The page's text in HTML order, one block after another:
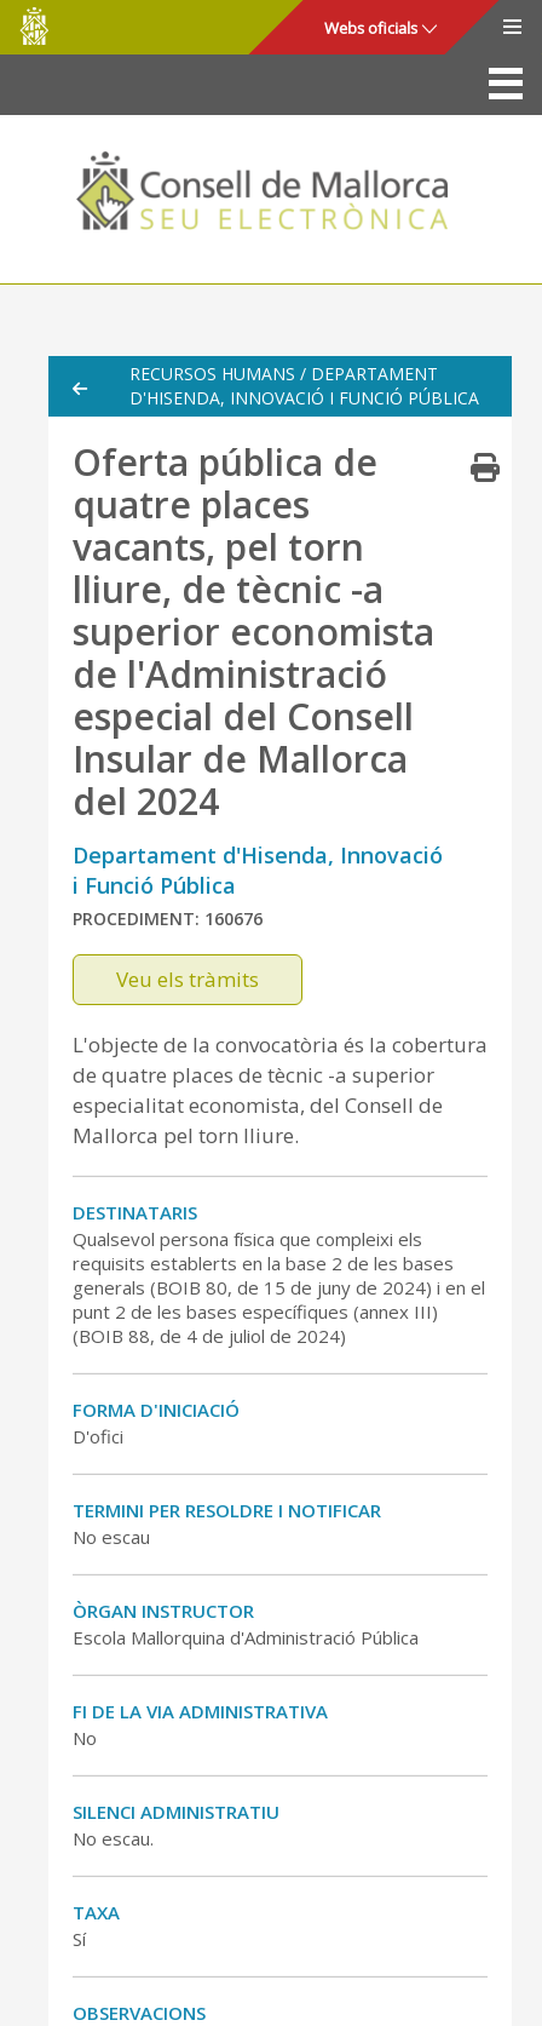
Salta al contingut principal
Consell
de
Mallorca
Webs oficials
La Seu
Consell de Mallorca
Accés i seguretat
Utilitats
Mapa web
Ajuda
RECURSOS HUMANS / DEPARTAMENT
D'HISENDA, INNOVACIÓ I FUNCIÓ PÚBLICA
Oferta pública de
quatre places
vacants, pel torn
lliure, de tècnic -a
superior economista
de l'Administració
especial del Consell
Insular de Mallorca
del 2024
Departament d'Hisenda, Innovació
i Funció Pública
PROCEDIMENT: 160676
Veu els tràmits
L'objecte de la convocatòria és la cobertura
de quatre places de tècnic -a superior
especialitat economista, del Consell de
Mallorca pel torn lliure.
DESTINATARIS
Qualsevol persona física que compleixi els
requisits establerts en la base 2 de les bases
generals (BOIB 80, de 15 de juny de 2024) i en el
punt 2 de les bases específiques (annex III)
(BOIB 88, de 4 de juliol de 2024)
FORMA D'INICIACIÓ
D'ofici
TERMINI PER RESOLDRE I NOTIFICAR
No escau
ÒRGAN INSTRUCTOR
Escola Mallorquina d'Administració Pública
FI DE LA VIA ADMINISTRATIVA
No
SILENCI ADMINISTRATIU
No escau.
TAXA
Sí
OBSERVACIONS